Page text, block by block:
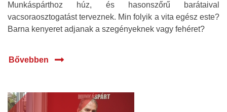
Munkáspárthoz húz, és hasonszőrű barátaival
vacsoraosztogatást terveznek. Min folyik a vita egész este?
Barna kenyeret adjanak a szegényeknek vagy fehéret?
Bővebben